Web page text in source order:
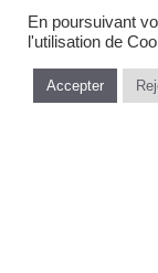
En poursuivant
l'utilisation de
Accepter